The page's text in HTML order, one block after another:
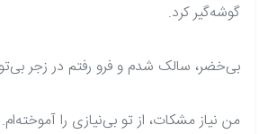
گوشه‌گیر کرد.
بی‌خضر، سالک شدم و فرو رفتم در زجر
من نیاز مشکات، از تو بی‌نیازی را آموخته‌ام.